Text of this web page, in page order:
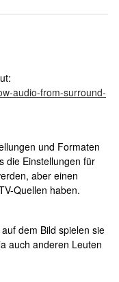
audio-from-surround-
und Formaten
die Einstellungen für
aber einen
Quellen haben.
dem Bild spielen sie
auch anderen Leuten